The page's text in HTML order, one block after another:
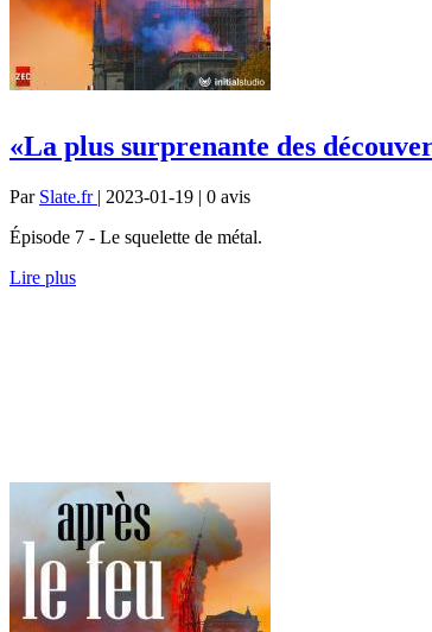
«La plus surprenante des
Par Slate.fr | 2023-01-19 | 0 avis
Épisode 7 - Le squelette de métal.
Lire plus